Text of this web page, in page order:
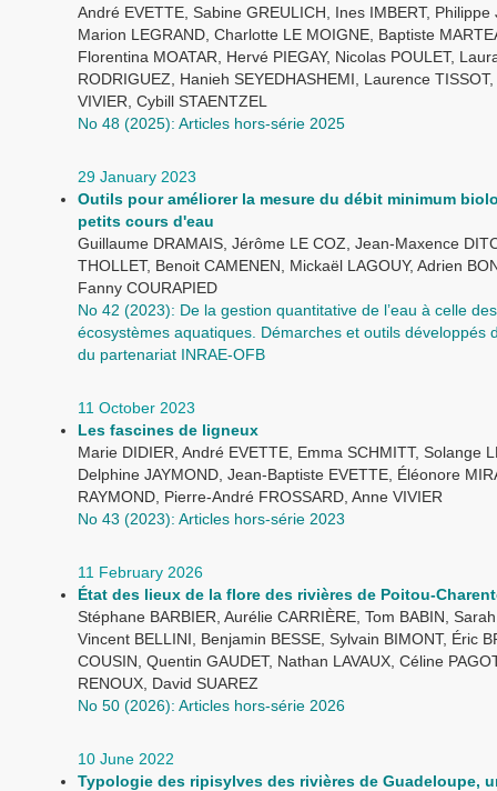
André EVETTE, Sabine GREULICH, Ines IMBERT, Philippe
Marion LEGRAND, Charlotte LE MOIGNE, Baptiste
Florentina MOATAR, Hervé PIEGAY, Nicolas POULET,
RODRIGUEZ, Hanieh SEYEDHASHEMI, Laurence TISSOT,
VIVIER, Cybill STAENTZEL
No 48 (2025): Articles hors-série 2025
29 January 2023
Outils pour améliorer la mesure du débit minimum
petits cours d'eau
Guillaume DRAMAIS, Jérôme LE COZ, Jean-Maxence
THOLLET, Benoit CAMENEN, Mickaël LAGOUY, Adrien
Fanny COURAPIED
No 42 (2023): De la gestion quantitative de l’eau à celle des
écosystèmes aquatiques. Démarches et outils développés
du partenariat INRAE-OFB
11 October 2023
Les fascines de ligneux
Marie DIDIER, André EVETTE, Emma SCHMITT, Solange
Delphine JAYMOND, Jean-Baptiste EVETTE, Éléonore
RAYMOND, Pierre-André FROSSARD, Anne VIVIER
No 43 (2023): Articles hors-série 2023
11 February 2026
État des lieux de la flore des rivières de Poitou-
Stéphane BARBIER, Aurélie CARRIÈRE, Tom BABIN,
Vincent BELLINI, Benjamin BESSE, Sylvain BIMONT, Éric
COUSIN, Quentin GAUDET, Nathan LAVAUX, Céline
RENOUX, David SUAREZ
No 50 (2026): Articles hors-série 2026
10 June 2022
Typologie des ripisylves des rivières de Guadeloupe,